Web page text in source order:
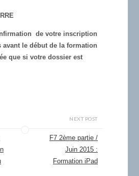
de votre inscription
le début de la formation
que si votre dossier est
NEXT POST
F7 2ème partie /
Juin 2015 :
Formation iPad